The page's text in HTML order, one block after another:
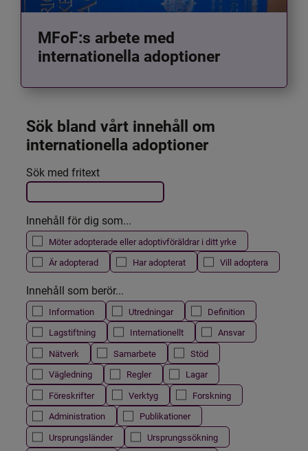
MFoF:s arbete med
internationella adoptioner
Sök bland vårt innehåll om
internationella adoptioner
Filtrera resultatet
Det här formuläret postas automatiskt
Sök med fritext
Innehåll för dig som...
Möter adopterade eller adoptivföräldrar i ditt yrke
Är adopterad
Har adopterat Vill adoptera
Innehåll som berör...
Information Utredningar
Definition
Lagstiftning
Internationellt
Ansvar
Nätverk
Samarbete
Stöd
Vägledning
Regler
Lagar
Föreskrifter
Verktyg
Forskning
Administration
Publikationer
Ursprungsländer
Ursprungssökning